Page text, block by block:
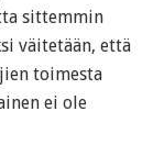
sittemmin
väitetään, että
toimesta
ei ole